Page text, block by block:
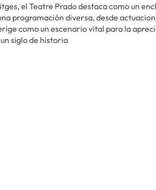
el Teatre Prado destaca como un
programación diversa, desde
como un escenario vital para la
siglo de historia